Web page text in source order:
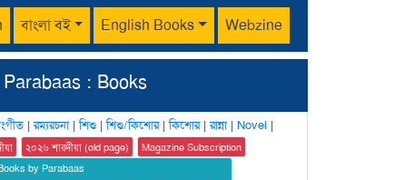
বাংলা বই English Books Webzine
Parabaas : Books
|রম্যরচনা|শিশু |শিশু/কিশোর|কিশোর|রান্না| Novel |
২০২৬ শারদীয়া (old page) Magazine Subscription
by Parabaas